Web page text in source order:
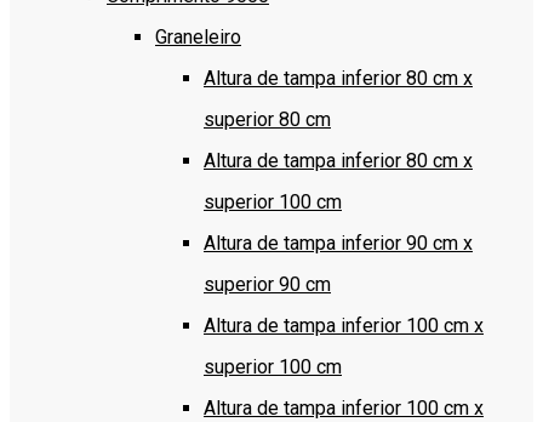
Graneleiro
Altura de tampa inferior 80 cm x
superior 80 cm
Altura de tampa inferior 80 cm x
superior 100 cm
Altura de tampa inferior 90 cm x
superior 90 cm
Altura de tampa inferior 100 cm x
superior 100 cm
Altura de tampa inferior 100 cm x